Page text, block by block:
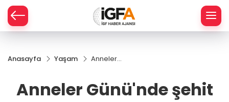
Anasayfa Yaşam
Anneler
anneleri
Anneler Günü'nde şehit